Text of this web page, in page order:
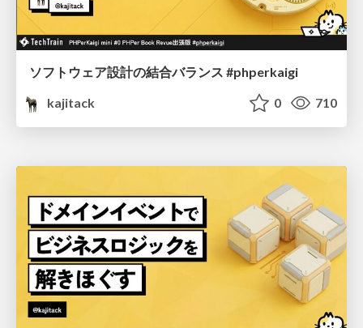
ソフトウェア設計の結合バランス #phperkaigi
kajitack
0 710